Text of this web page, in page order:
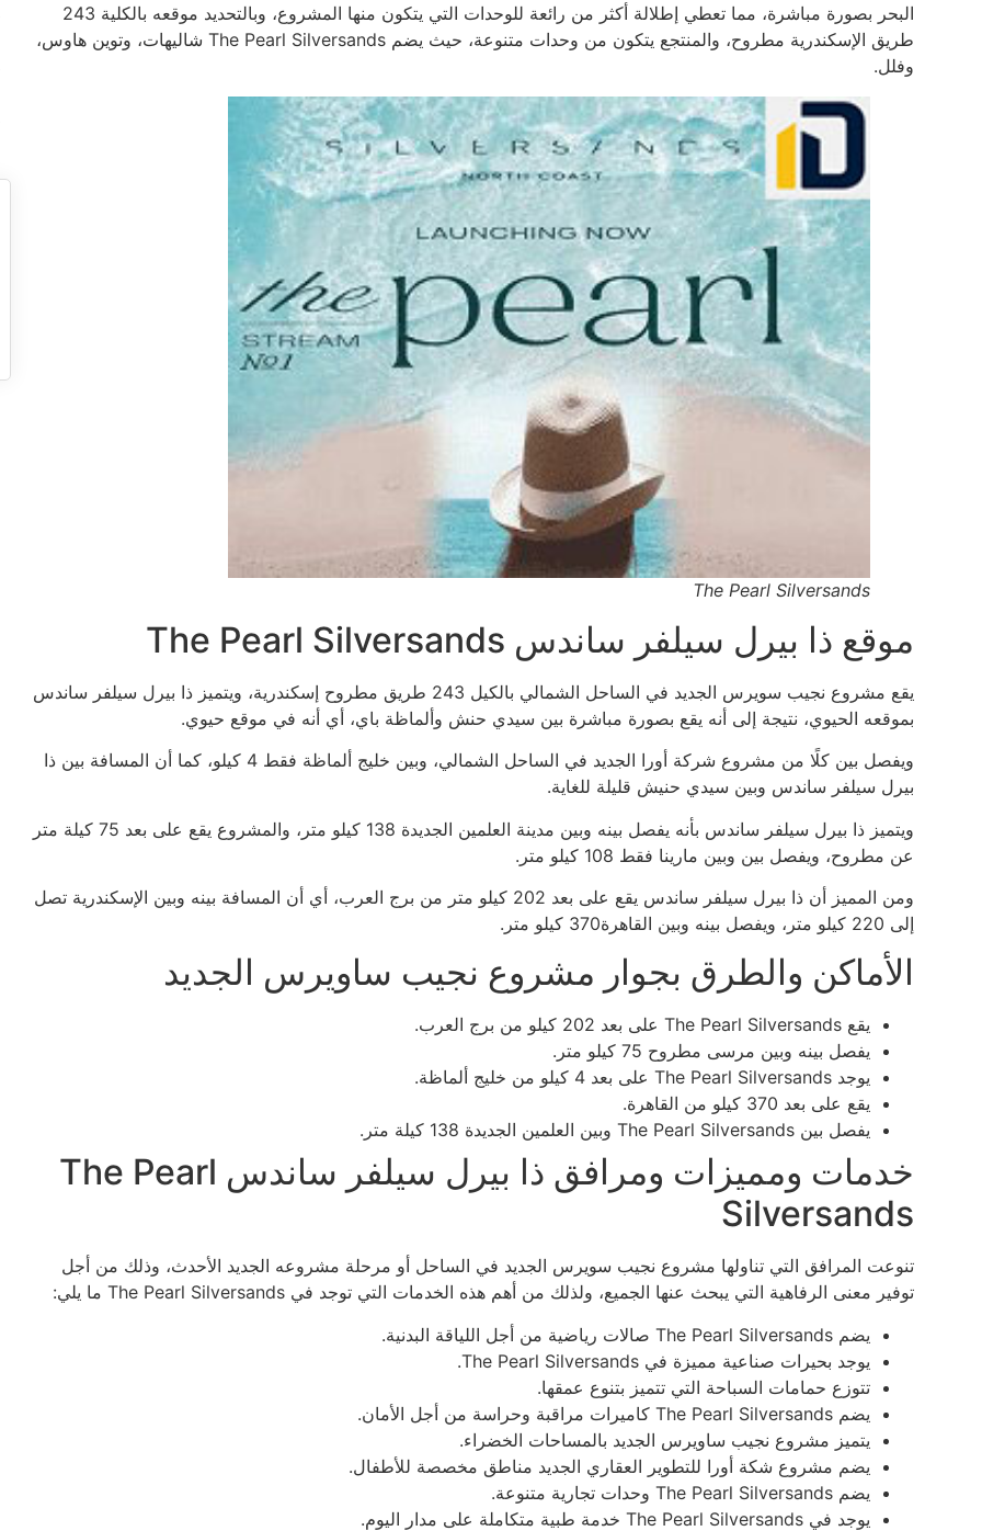
البحر بصورة مباشرة، مما تعطي إطلالة أكثر من رائعة للوحدات التي يتكون منها المشروع، وبالتحديد موقعه بالكلية 243
طريق الإسكندرية مطروح، والمنتجع يتكون من وحدات متنوعة، حيث يضم The Pearl Silversands شاليهات، وتوين هاوس،
وفلل.
The Pearl Silversands
موقع ذا بيرل سيلفر ساندس The Pearl Silversands
يقع مشروع نجيب سويرس الجديد في الساحل الشمالي بالكيل 243 طريق مطروح إسكندرية، ويتميز ذا بيرل سيلفر ساندس
بموقعه الحيوي، نتيجة إلى أنه يقع بصورة مباشرة بين سيدي حنش وألماظة باي، أي أنه في موقع حيوي.
ويفصل بين كلًا من مشروع شركة أورا الجديد في الساحل الشمالي، وبين خليج ألماظة فقط 4 كيلو، كما أن المسافة بين ذا
بيرل سيلفر ساندس وبين سيدي حنيش قليلة للغاية.
ويتميز ذا بيرل سيلفر ساندس بأنه يفصل بينه وبين مدينة العلمين الجديدة 138 كيلو متر، والمشروع يقع على بعد 75 كيلة متر
عن مطروح، ويفصل بين وبين مارينا فقط 108 كيلو متر.
ومن المميز أن ذا بيرل سيلفر ساندس يقع على بعد 202 كيلو متر من برج العرب، أي أن المسافة بينه وبين الإسكندرية تصل
إلى 220 كيلو متر، ويفصل بينه وبين القاهرة370 كيلو متر.
الأماكن والطرق بجوار مشروع نجيب ساويرس الجديد
يقع The Pearl Silversands على بعد 202 كيلو من برج العرب.
يفصل بينه وبين مرسى مطروح 75 كيلو متر.
يوجد The Pearl Silversands على بعد 4 كيلو من خليج ألماظة.
يقع على بعد 370 كيلو من القاهرة.
يفصل بين The Pearl Silversands وبين العلمين الجديدة 138 كيلة متر.
خدمات ومميزات ومرافق ذا بيرل سيلفر ساندس The Pearl
Silversands
تنوعت المرافق التي تناولها مشروع نجيب سويرس الجديد في الساحل أو مرحلة مشروعه الجديد الأحدث، وذلك من أجل
توفير معنى الرفاهية التي يبحث عنها الجميع، ولذلك من أهم هذه الخدمات التي توجد في The Pearl Silversands ما يلي:
يضم The Pearl Silversands صالات رياضية من أجل اللياقة البدنية.
يوجد بحيرات صناعية مميزة في The Pearl Silversands.
تتوزع حمامات السباحة التي تتميز بتنوع عمقها.
يضم The Pearl Silversands كاميرات مراقبة وحراسة من أجل الأمان.
يتميز مشروع نجيب ساويرس الجديد بالمساحات الخضراء.
يضم مشروع شكة أورا للتطوير العقاري الجديد مناطق مخصصة للأطفال.
يضم The Pearl Silversands وحدات تجارية متنوعة.
يوجد في The Pearl Silversands خدمة طبية متكاملة على مدار اليوم.